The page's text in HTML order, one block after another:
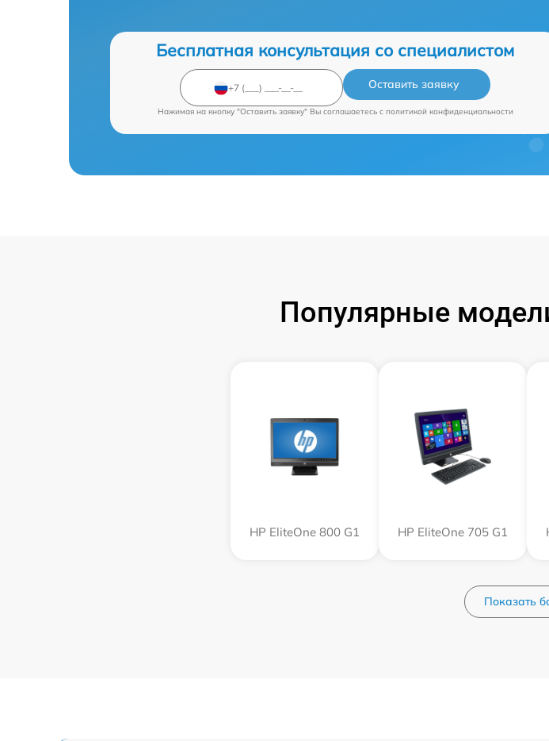
Бесплатная консультация со специалистом
Оставить заявку
Нажимая на кнопку "Оставить заявку" Вы соглашаетесь c политикой конфиденциальности
Популярные
HP EliteOne 800 G1 HP EliteOne 705 G1
Показать